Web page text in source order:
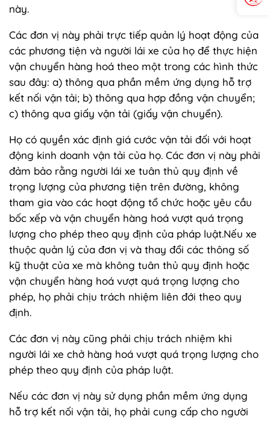
này.
Các đơn vị này phải trực tiếp quản lý hoạt động của
các phương tiện và người lái xe của họ để thực hiện
vận chuyển hàng hoá theo một trong các hình thức
sau đây: a) thông qua phần mềm ứng dụng hỗ trợ
kết nối vận tải; b) thông qua hợp đồng vận chuyển;
c) thông qua giấy vận tải (giấy vận chuyển).
Họ có quyền xác định giá cước vận tải đối với hoạt
động kinh doanh vận tải của họ. Các đơn vị này phải
đảm bảo rằng người lái xe tuân thủ quy định về
trọng lượng của phương tiện trên đường, không
tham gia vào các hoạt động tổ chức hoặc yêu cầu
bốc xếp và vận chuyển hàng hoá vượt quá trọng
lượng cho phép theo quy định của pháp luật.Nếu xe
thuộc quản lý của đơn vị và thay đổi các thông số
kỹ thuật của xe mà không tuân thủ quy định hoặc
vận chuyển hàng hoá vượt quá trọng lượng cho
phép, họ phải chịu trách nhiệm liên đới theo quy
định.
Các đơn vị này cũng phải chịu trách nhiệm khi
người lái xe chở hàng hoá vượt quá trọng lượng cho
phép theo quy định của pháp luật.
Nếu các đơn vị này sử dụng phần mềm ứng dụng
hỗ trợ kết nối vận tải, họ phải cung cấp cho người